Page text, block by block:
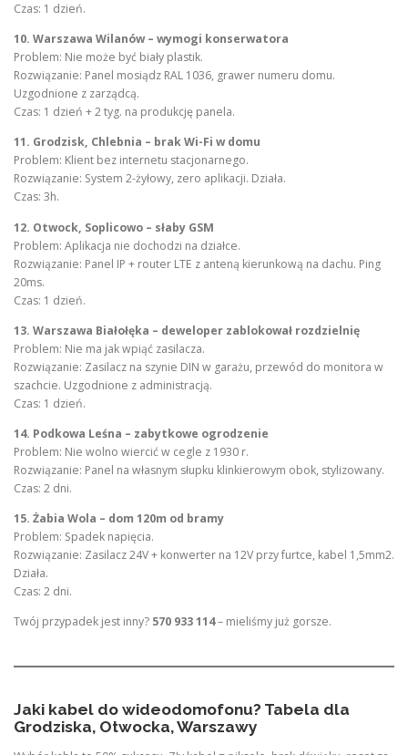
Czas: 1 dzień.
10. Warszawa Wilanów – wymogi konserwatora
Problem: Nie może być biały plastik.
Rozwiązanie: Panel mosiądz RAL 1036, grawer numeru domu.
Uzgodnione z zarządcą.
Czas: 1 dzień + 2 tyg. na produkcję panela.
11. Grodzisk, Chlebnia – brak Wi-Fi w domu
Problem: Klient bez internetu stacjonarnego.
Rozwiązanie: System 2-żyłowy, zero aplikacji. Działa.
Czas: 3h.
12. Otwock, Soplicowo – słaby GSM
Problem: Aplikacja nie dochodzi na działce.
Rozwiązanie: Panel IP + router LTE z anteną kierunkową na dachu. Ping
20ms.
Czas: 1 dzień.
13. Warszawa Białołęka – deweloper zablokował rozdzielnię
Problem: Nie ma jak wpiąć zasilacza.
Rozwiązanie: Zasilacz na szynie DIN w garażu, przewód do monitora w
szachcie. Uzgodnione z administracją.
Czas: 1 dzień.
14. Podkowa Leśna – zabytkowe ogrodzenie
Problem: Nie wolno wiercić w cegle z 1930 r.
Rozwiązanie: Panel na własnym słupku klinkierowym obok, stylizowany.
Czas: 2 dni.
15. Żabia Wola – dom 120m od bramy
Problem: Spadek napięcia.
Rozwiązanie: Zasilacz 24V + konwerter na 12V przy furtce, kabel 1,5mm2.
Działa.
Czas: 2 dni.
Twój przypadek jest inny? 570 933 114– mieliśmy już gorsze.
Jaki kabel do wideodomofonu? Tabela dla
Grodziska, Otwocka, Warszawy